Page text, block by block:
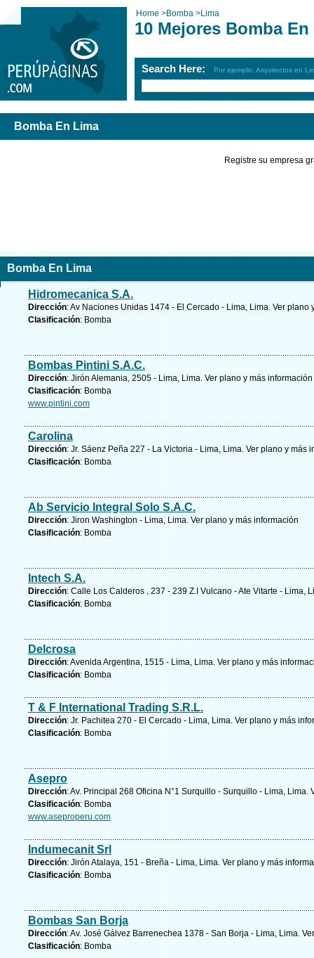
Home >Bomba >Lima
10 Mejores Bomba En
Search Here: Por ejemplo: Arquitectos en
Bomba En Lima
Registre su empresa
Bomba En Lima
Hidromecanica S.A.
Dirección: Av Naciones Unidas 1474 - El Cercado - Lima, Lima. Ver plano
Clasificación: Bomba
Bombas Pintini S.A.C.
Dirección: Jirón Alemania, 2505 - Lima, Lima. Ver plano y más información
Clasificación: Bomba
www.pintini.com
Carolina
Dirección: Jr. Sáenz Peña 227 - La Victoria - Lima, Lima. Ver plano y más
Clasificación: Bomba
Ab Servicio Integral Solo S.A.C.
Dirección: Jiron Washington - Lima, Lima. Ver plano y más información
Clasificación: Bomba
Intech S.A.
Dirección: Calle Los Calderos , 237 - 239 Z.I Vulcano - Ate Vitarte - Lima,
Clasificación: Bomba
Delcrosa
Dirección: Avenida Argentina, 1515 - Lima, Lima. Ver plano y más
Clasificación: Bomba
T & F International Trading S.R.L.
Dirección: Jr. Pachitea 270 - El Cercado - Lima, Lima. Ver plano y más
Clasificación: Bomba
Asepro
Dirección: Av. Principal 268 Oficina N°1 Surquillo - Surquillo - Lima, Lima.
Clasificación: Bomba
www.aseproperu.com
Indumecanit Srl
Dirección: Jirón Atalaya, 151 - Breña - Lima, Lima. Ver plano y más
Clasificación: Bomba
Bombas San Borja
Dirección: Av. José Gálvez Barrenechea 1378 - San Borja - Lima, Lima.
Clasificación: Bomba